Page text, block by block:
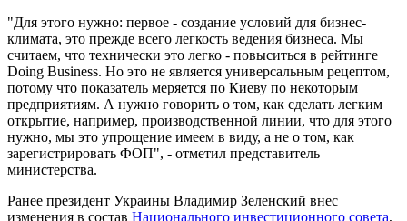
"Для этого нужно: первое - создание условий для бизнес-
климата, это прежде всего легкость ведения бизнеса. Мы
считаем, что технически это легко - повыситься в рейтинге
Doing Вusiness. Но это не является универсальным рецептом,
потому что показатель меряется по Киеву по некоторым
предприятиям. А нужно говорить о том, как сделать легким
открытие, например, производственной линии, что для этого
нужно, мы это упрощение имеем в виду, а не о том, как
зарегистрировать ФОП", - отметил представитель
министерства.
Ранее президент Украины Владимир Зеленский внес
изменения в состав Национального инвестиционного совета,